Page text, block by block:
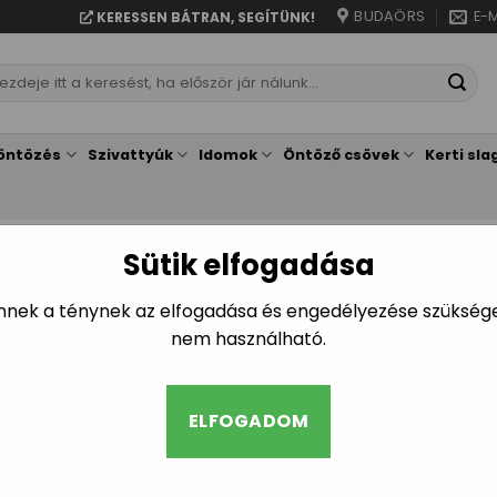
Sütik elfogadása
a ténynek az elfogadása és engedélyezése
nem használható.
ELFOGADOM
KERESSEN BÁTRAN, SEGÍTÜNK! BUDAÖRS E-
Szivattyúk Idomok Öntöző csövek Kerti
Mind a(z) 2 találat